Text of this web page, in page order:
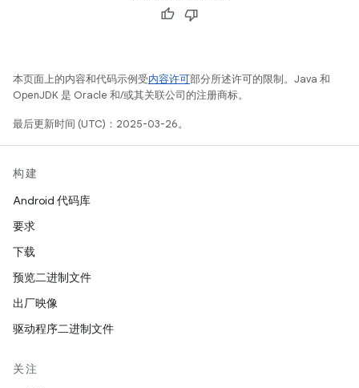
本页面上的内容和代码示例受内容许可部分所述许可的限制。Java 和
OpenJDK 是 Oracle 和/或其关联公司的注册商标。
最后更新时间 (UTC)：2025-03-26。
构建
Android 代码库
要求
下载
预览二进制文件
出厂映像
驱动程序二进制文件
关注